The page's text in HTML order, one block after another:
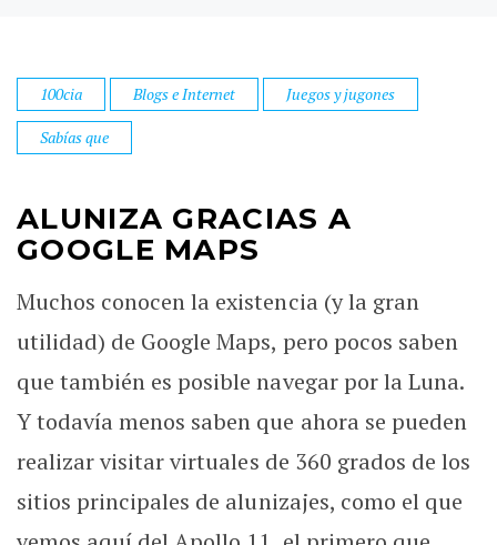
100cia Blogs e Internet Juegos y jugones
Sabías que
ALUNIZA GRACIAS A
GOOGLE MAPS
Muchos conocen la existencia (y la gran
utilidad) de Google Maps, pero pocos saben
que también es posible navegar por la Luna.
Y todavía menos saben que ahora se pueden
realizar visitar virtuales de 360 grados de los
sitios principales de alunizajes, como el que